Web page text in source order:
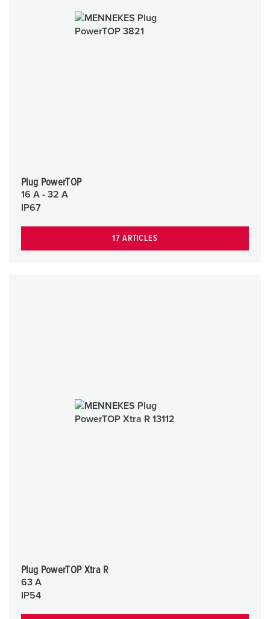
Plug PowerTOP
16 A - 32 A
IP67
17 ARTICLES
Plug PowerTOP Xtra R
63 A
IP54